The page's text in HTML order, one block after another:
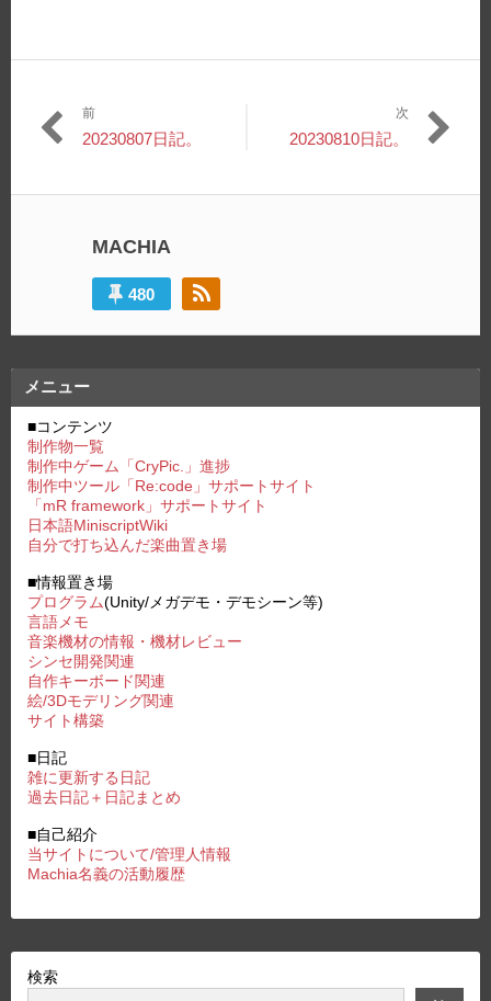
投
ナ
ン
前
過
投
20230807日記。
次
稿:
20230810日記。
MACHIA
480
メニュー
■コンテンツ
制作物一覧
制作中ゲーム「CryPic.」進捗
制作中ツール「Re:code」サポートサイト
「mR framework」サポートサイト
日本語MiniscriptWiki
自分で打ち込んだ楽曲置き場
■情報置き場
プログラム(Unity/メガデモ・デモシーン等)
言語メモ
音楽機材の情報・機材レビュー
シンセ開発関連
自作キーボード関連
絵/3Dモデリング関連
サイト構築
■日記
雑に更新する日記
過去日記＋日記まとめ
■自己紹介
当サイトについて/管理人情報
Machia名義の活動履歴
検索